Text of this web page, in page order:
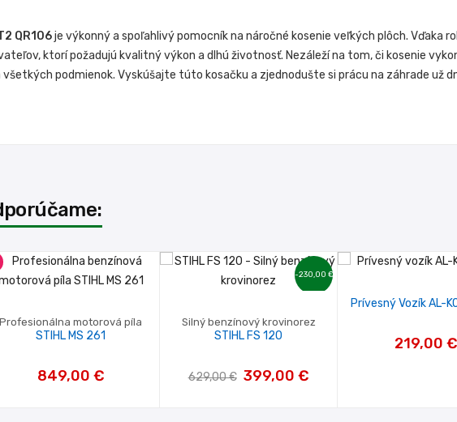
QR106je výkonný a spoľahlivý pomocník na náročné kosenie veľkých plôch.
ktorí požadujú kvalitný výkon a dlhú životnosť. Nezáleží na tom, či kosenie
podmienok. Vyskúšajte túto kosačku a zjednodušte si prácu na záhrade už
Profesionálna motorová píla
STIHL MS 261
849,00 €
-230,00 €
Silný benzínový krovinorez
STIHL FS 120
629,00 € 399,00 €
Prívesný Vozík AL-
219,00 €